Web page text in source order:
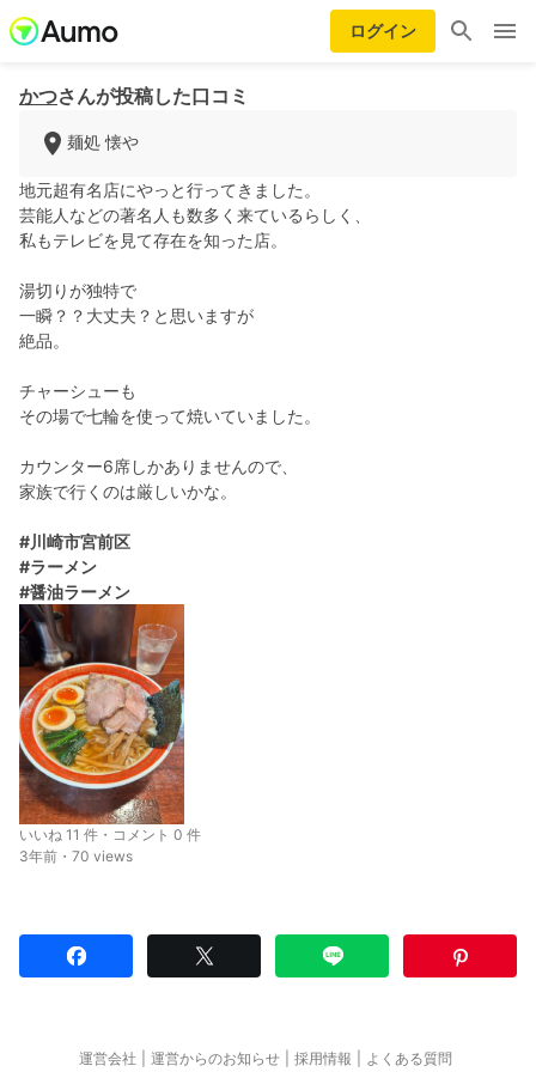
ログイン
かつさんが投稿した口コミ
麺処 懐や
地元超有名店にやっと行ってきました。
芸能人などの著名人も数多く来ているらしく、
私もテレビを見て存在を知った店。
湯切りが独特で
一瞬？？大丈夫？と思いますが
絶品。
チャーシューも
その場で七輪を使って焼いていました。
カウンター6席しかありませんので、
家族で行くのは厳しいかな。
#川崎市宮前区
#ラーメン
#醤油ラーメン
いいね 11 件・コメント 0 件
3年前・70 views
運営会社 運営からのお知らせ 採用情報 よくある質問